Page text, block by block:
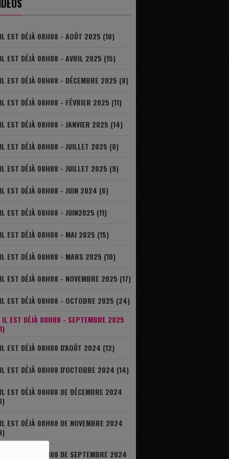
IL EST DÉJÀ 08H08 - AOÛT 2025 (10)
IL EST DÉJÀ 08H08 - AVRIL 2025 (15)
IL EST DÉJÀ 08H08 - DÉCEMBRE 2025 (8)
IL EST DÉJÀ 08H08 - FÉVRIER 2025 (11)
IL EST DÉJÀ 08H08 - JANVIER 2025 (14)
IL EST DÉJÀ 08H08 - JUILLET 2025 (0)
IL EST DÉJÀ 08H08 - JUILLET 2025 (9)
IL EST DÉJÀ 08H08 - JUIN 2024 (6)
IL EST DÉJÀ 08H08 - JUIN2025 (11)
IL EST DÉJÀ 08H08 - MAI 2025 (15)
IL EST DÉJÀ 08H08 - MARS 2025 (10)
IL EST DÉJÀ 08H08 - NOVEMBRE 2025 (17)
IL EST DÉJÀ 08H08 - OCTOBRE 2025 (24)
IL EST DÉJÀ 08H08 - SEPTEMBRE 2025
IL EST DÉJÀ 08H08 D'AOÛT 2024 (12)
IL EST DÉJÀ 08H08 D'OCTOBRE 2024 (14)
IL EST DÉJÀ 08H08 DE DÉCEMBRE 2024
IL EST DÉJÀ 08H08 DE NOVEMBRE 2024
IL EST DÉJÀ 08H08 DE SEPTEMBRE 2024